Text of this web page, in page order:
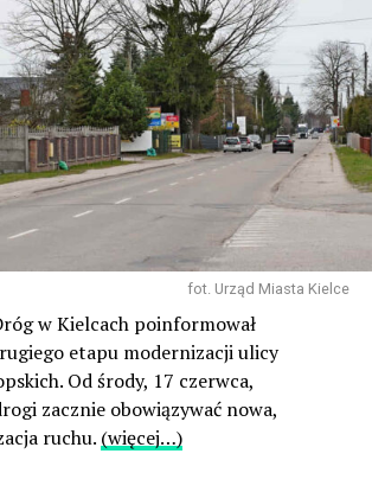
fot. Urząd Miasta Kielce
w Kielcach poinformował
etapu modernizacji ulicy
Od środy, 17 czerwca,
zacznie obowiązywać nowa,
ruchu. (więcej…)